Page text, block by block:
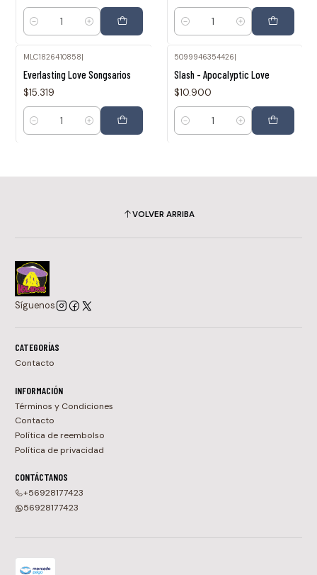
Cantidad Cantidad
MLC1826410858|
Everlasting Love Songsarios
$15.319
Cantidad
5099946354426|
Slash - Apocalyptic Love
$10.900
Cantidad
VOLVER ARRIBA
Síguenos
CATEGORÍAS
Contacto
INFORMACIÓN
Términos y Condiciones
Contacto
Política de reembolso
Política de privacidad
CONTÁCTANOS
+56928177423
56928177423